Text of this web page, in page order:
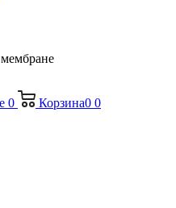
0 Корзина0 0